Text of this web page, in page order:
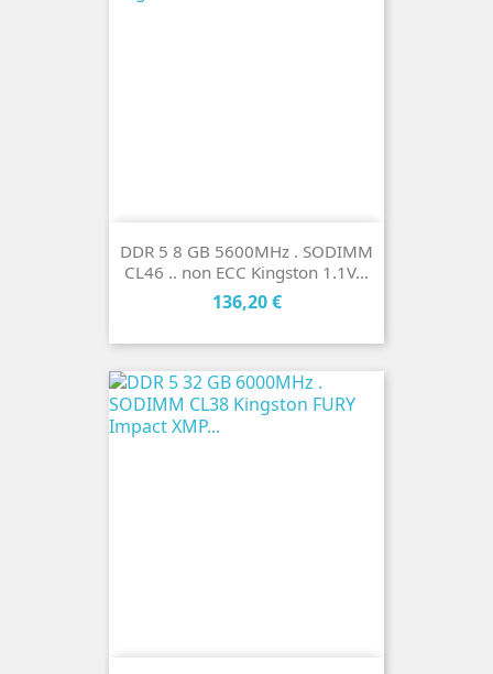
DDR 5 8 GB 5600MHz . SODIMM
CL46 .. non ECC Kingston 1.1V...
Cena
136,20 €